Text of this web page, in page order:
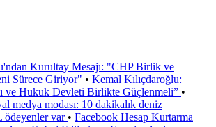
Kurultay Mesajı: "CHP Birlik ve
Sürece Giriyor" • Kemal Kılıçdaroğlu:
ve Hukuk Devleti Birlikte Güçlenmeli” •
medya modası: 10 dakikalık deniz
ödeyenler var • Facebook Hesap Kurtarma